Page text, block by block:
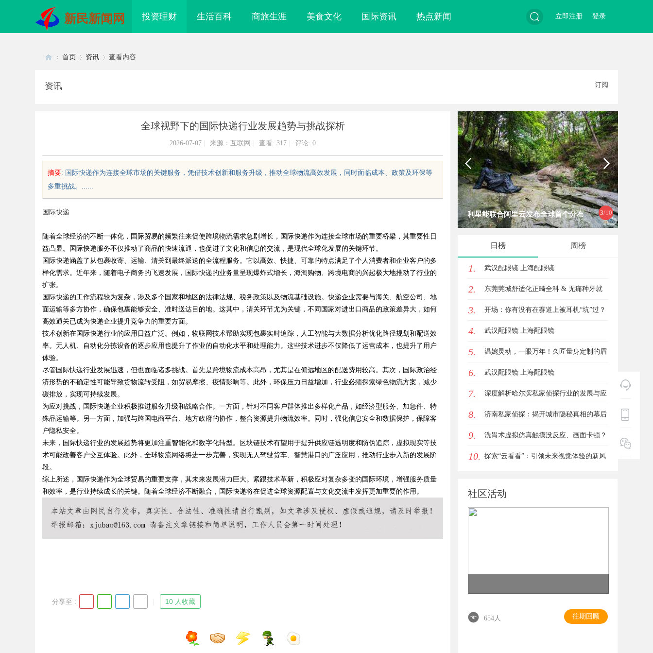
新民新闻网 投资理财 生活百科 商旅生涯 美食文化 国际资讯 热点新闻
索
登录
立即注册
uz
!
Bo
首页 资讯 查看内容
资讯 订阅
全球视野下的国际快递行业发展趋势与挑战探析
2026-07-07 来源：互联网 查看: 317 评论: 0
摘要: 国际快递作为连接全球市场的关键服务，凭借技术创新和服务升级，推动全球物流高效发展，同时面临成本、政策及环保等
多重挑战。......
国际快递
随着全球经济的不断一体化，国际贸易的频繁往来促使跨境物流需求急剧增长，国际快递作为连接全球市场的重要桥梁，其重要性日
益凸显。国际快递服务不仅推动了商品的快速流通，也促进了文化和信息的交流，是现代全球化发展的关键环节。
国际快递涵盖了从包裹收寄、运输、清关到最终派送的全流程服务。它以高效、快捷、可靠的特点满足了个人消费者和企业客户的多
样化需求。近年来，随着电子商务的飞速发展，国际快递的业务量呈现爆炸式增长，海淘购物、跨境电商的兴起极大地推动了行业的
扩张。
国际快递的工作流程较为复杂，涉及多个国家和地区的法律法规、税务政策以及物流基础设施。快递企业需要与海关、航空公司、地
面运输等多方协作，确保包裹能够安全、准时送达目的地。这其中，清关环节尤为关键，不同国家对进出口商品的政策差异大，如何
高效通关已成为快递企业提升竞争力的重要方面。
技术创新在国际快递行业的应用日益广泛。例如，物联网技术帮助实现包裹实时追踪，人工智能与大数据分析优化路径规划和配送效
率。无人机、自动化分拣设备的逐步应用也提升了作业的自动化水平和处理能力。这些技术进步不仅降低了运营成本，也提升了用户
体验。
尽管国际快递行业发展迅速，但也面临诸多挑战。首先是跨境物流成本高昂，尤其是在偏远地区的配送费用较高。其次，国际政治经
济形势的不确定性可能导致货物流转受阻，如贸易摩擦、疫情影响等。此外，环保压力日益增加，行业必须探索绿色物流方案，减少
碳排放，实现可持续发展。
为应对挑战，国际快递企业积极推进服务升级和战略合作。一方面，针对不同客户群体推出多样化产品，如经济型服务、加急件、特
殊品运输等。另一方面，加强与跨国电商平台、地方政府的协作，整合资源提升物流效率。同时，强化信息安全和数据保护，保障客
户隐私安全。
未来，国际快递行业的发展趋势将更加注重智能化和数字化转型。区块链技术有望用于提升供应链透明度和防伪追踪，虚拟现实等技
术可能改善客户交互体验。此外，全球物流网络将进一步完善，实现无人驾驶货车、智慧港口的广泛应用，推动行业步入新的发展阶
段。
综上所述，国际快递作为全球贸易的重要支撑，其未来发展潜力巨大。紧跟技术革新，积极应对复杂多变的国际环境，增强服务质量
和效率，是行业持续成长的关键。随着全球经济不断融合，国际快递将在促进全球资源配置与文化交流中发挥更加重要的作用。
分享至 : 10 人收藏
4/10
武汉配眼镜 上海配眼镜
锋力量 式算电协同解决方案
武汉配眼镜 上海配眼镜
日榜 周榜
1. 武汉配眼镜 上海配眼镜
2. 东莞莞城舒适化正畸全科 & 无痛种牙就
诊避坑攻略
3. 开场：你有没有在赛道上被耳机“坑”过？
4. 武汉配眼镜 上海配眼镜
5. 温婉灵动，一眼万年！久匠量身定制的眉
眼唇，才是你整张脸的点睛之笔！淡颜系
女生的气质加分项
6. 武汉配眼镜 上海配眼镜
7. 深度解析哈尔滨私家侦探行业的发展与应
用现状
8. 济南私家侦探：揭开城市隐秘真相的幕后
英雄
9. 洗胃术虚拟仿真触摸没反应、画面卡顿？
立方幻境破解难题
10. 探索“云看看”：引领未来视觉体验的新风
社区活动
654人 往期回顾